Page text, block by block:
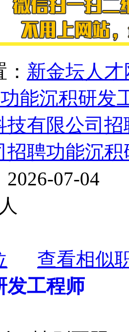
新金坛人才
能沉积研发
技有限公司招
招聘功能沉
07-04
查看相似
发工程师